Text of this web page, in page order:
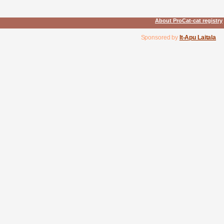
About ProCat-cat registry
Sponsored by It-Apu Laitala